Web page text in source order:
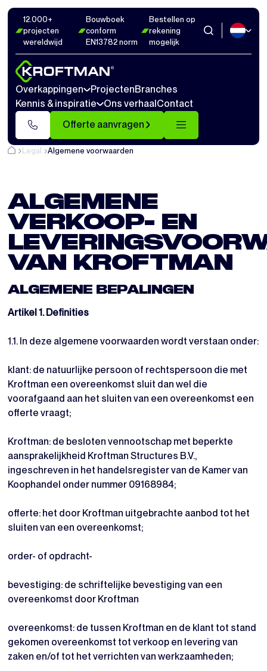
12.000+
projecten
wereldwijd
Bouwboek
conform
EN13782 norm
Bestellen op
rekening
mogelijk
Overkappingen ProjectenBranches
Kennis & inspiratie
Ons verhaalContact
Offerte aanvragen
Legal Algemene voorwaarden
ALGEMENE
VERKOOP- EN
VAN KROFTMAN
ALGEMENE BEPALINGEN
Artikel 1. Definities
1.1. In deze algemene voorwaarden wordt verstaan onder:
klant: de natuurlijke persoon of rechtspersoon die met
Kroftman een overeenkomst sluit dan wel die
voorafgaand aan het sluiten van een overeenkomst een
offerte vraagt;
Kroftman: de besloten vennootschap met beperkte
aansprakelijkheid Kroftman Structures B.V.,
ingeschreven in het handelsregister van de Kamer van
Koophandel onder nummer 09168984;
offerte: het door Kroftman uitgebrachte aanbod tot het
sluiten van een overeenkomst;
order- of opdracht-
bevestiging: de schriftelijke bevestiging van een
overeenkomst door Kroftman
overeenkomst: de tussen Kroftman en de klant tot stand
gekomen overeenkomst tot verkoop en levering van
zaken en/of tot het verrichten van werkzaamheden;